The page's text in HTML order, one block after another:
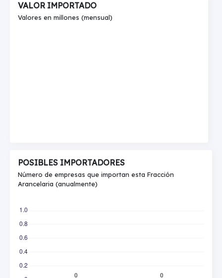
VALOR IMPORTADO
Valores en millones (mensual)
POSIBLES IMPORTADORES
Número de empresas que importan esta Fracción
Arancelaria (anualmente)